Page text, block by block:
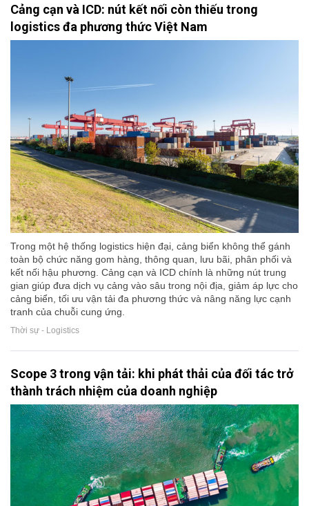
Cảng cạn và ICD: nút kết nối còn thiếu trong
logistics đa phương thức Việt Nam
Trong một hệ thống logistics hiện đại, cảng biển không thể gánh
toàn bộ chức năng gom hàng, thông quan, lưu bãi, phân phối và
kết nối hậu phương. Cảng cạn và ICD chính là những nút trung
gian giúp đưa dịch vụ cảng vào sâu trong nội địa, giảm áp lực cho
cảng biển, tối ưu vận tải đa phương thức và nâng năng lực cạnh
tranh của chuỗi cung ứng.
Thời sự - Logistics
Scope 3 trong vận tải: khi phát thải của đối tác trở
thành trách nhiệm của doanh nghiệp